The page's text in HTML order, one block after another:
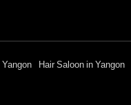
Hair Saloon in Yangon